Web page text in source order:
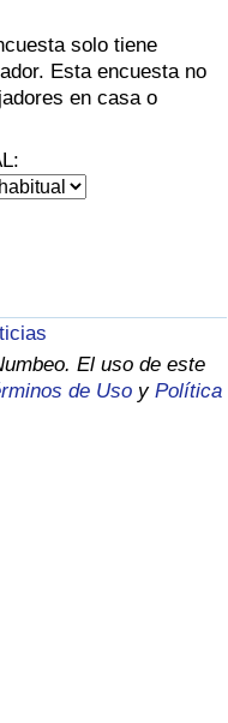
solo tiene
Esta encuesta no
en casa o
El uso de este
de Uso y Política